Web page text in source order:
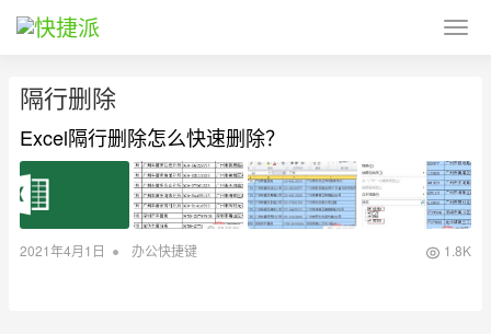
隔行删除
Excel隔行删除怎么快速删除？
2021年4月1日 • 办公快捷键 1.8K